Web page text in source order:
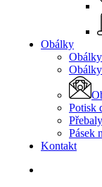
Obálky
Potisk
Pásek
Kontakt